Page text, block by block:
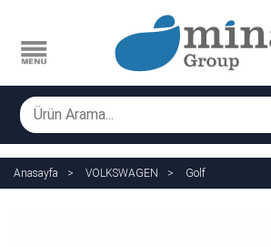
Anasayfa VOLKSWAGEN Golf